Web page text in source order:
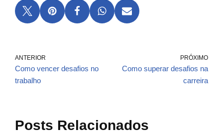
ANTERIOR
Como vencer desafios no
trabalho
PRÓXIMO
Como superar desafios na
carreira
Posts Relacionados